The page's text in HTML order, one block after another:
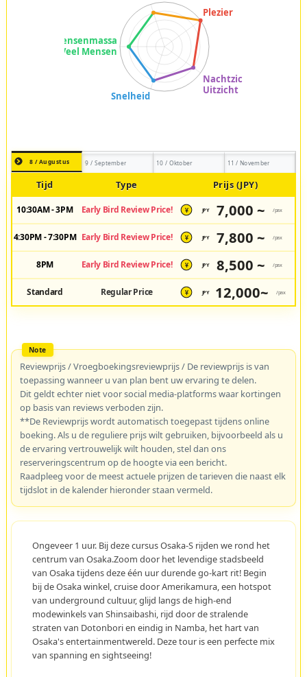
8 / Augustus 9 / September 10 / Oktober 11 / November
Tijd Type Prijs (JPY)
10:30AM - 3PM Early Bird Review Price! ¥ JPY 7,000 ~ /pax
4:30PM - 7:30PM Early Bird Review Price! ¥ JPY 7,800 ~ /pax
8PM Early Bird Review Price! ¥ JPY 8,500 ~ /pax
Standard Regular Price ¥ JPY 12,000~ /pax
Reviewprijs / Vroegboekingsreviewprijs / De reviewprijs is van
toepassing wanneer u van plan bent uw ervaring te delen.
Dit geldt echter niet voor social media-platforms waar kortingen
op basis van reviews verboden zijn.
**De Reviewprijs wordt automatisch toegepast tijdens online
boeking. Als u de reguliere prijs wilt gebruiken, bijvoorbeeld als u
de ervaring vertrouwelijk wilt houden, stel dan ons
reserveringscentrum op de hoogte via een bericht.
Raadpleeg voor de meest actuele prijzen de tarieven die naast elk
tijdslot in de kalender hieronder staan vermeld.
Ongeveer 1 uur. Bij deze cursus Osaka-S rijden we rond het
centrum van Osaka.Zoom door het levendige stadsbeeld
van Osaka tijdens deze één uur durende go-kart rit! Begin
bij de Osaka winkel, cruise door Amerikamura, een hotspot
van underground cultuur, glijd langs de high-end
modewinkels van Shinsaibashi, rijd door de stralende
straten van Dotonbori en eindig in Namba, het hart van
Osaka's entertainmentwereld. Deze tour is een perfecte mix
van spanning en sightseeing!